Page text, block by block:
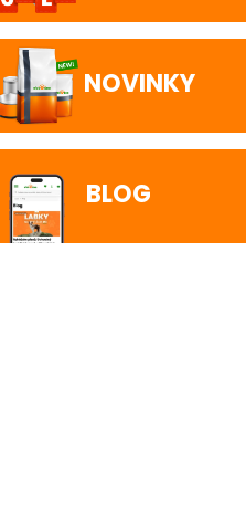
NOVINKY
BLOG